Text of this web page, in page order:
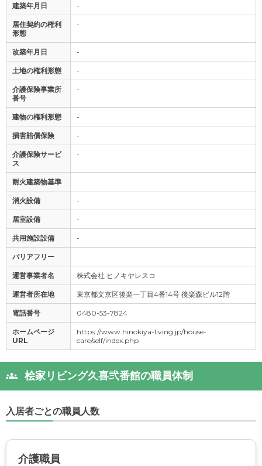
建築年月日 -
居住契約の権利
形態
-
改築年月日 -
土地の権利形態 -
介護保険事業所
番号
-
建物の権利形態 -
損害賠償保険 -
介護保険サービ
ス
-
耐火建築物基準
消火設備 -
居室設備 -
共用施設設備 -
バリアフリー
運営事業者名 株式会社 ヒノキヤレスコ
運営者所在地 東京都文京区後楽一丁目4番14号 後楽森ビル12階
電話番号 0480-53-7824
ホームページ
URL
https://www.hinokiya-living.jp/house-
care/self/index.php
桧家リビング久喜弐番館の職員体制
入居者ごとの職員人数
介護職員